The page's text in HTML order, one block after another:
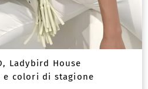
, Ladybird House
e colori di stagione